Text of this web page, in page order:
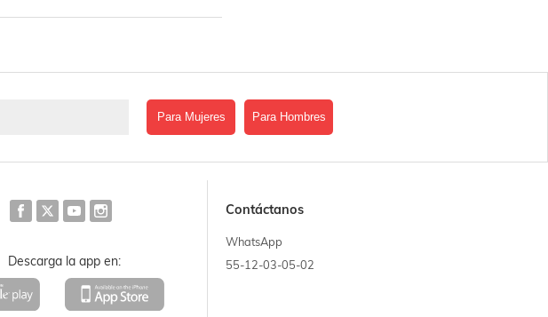
Para Mujeres Para Hombres
Descarga la app en:
Contáctanos
WhatsApp
55-12-03-05-02